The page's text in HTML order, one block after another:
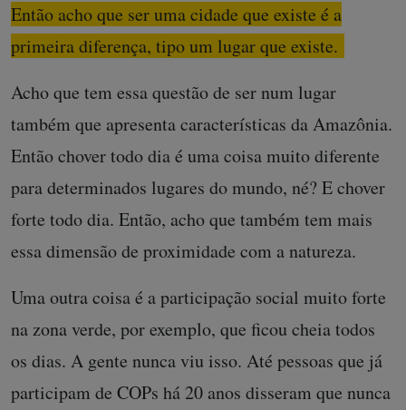
Então acho que ser uma cidade que existe é a
primeira diferença, tipo um lugar que existe.
Acho que tem essa questão de ser num lugar
também que apresenta características da Amazônia.
Então chover todo dia é uma coisa muito diferente
para determinados lugares do mundo, né? E chover
forte todo dia. Então, acho que também tem mais
essa dimensão de proximidade com a natureza.
Uma outra coisa é a participação social muito forte
na zona verde, por exemplo, que ficou cheia todos
os dias. A gente nunca viu isso. Até pessoas que já
participam de COPs há 20 anos disseram que nunca